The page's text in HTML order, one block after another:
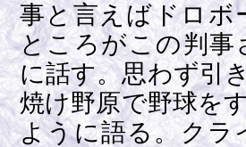
事と言えばドロボ
ところがこの判事
に話す。思わず引
焼け野原で野球を
ように語る。クラ